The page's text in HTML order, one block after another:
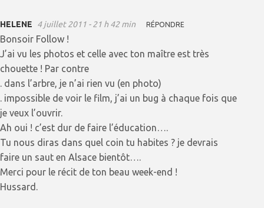
HELENE 4 juillet 2011 - 21 h 42 min RÉPONDRE
Bonsoir Follow !
J’ai vu les photos et celle avec ton maître est très
chouette ! Par contre
. dans l’arbre, je n’ai rien vu (en photo)
. impossible de voir le film, j’ai un bug à chaque fois que
je veux l’ouvrir.
Ah oui ! c’est dur de faire l’éducation….
Tu nous diras dans quel coin tu habites ? je devrais
faire un saut en Alsace bientôt….
Merci pour le récit de ton beau week-end !
Hussard.